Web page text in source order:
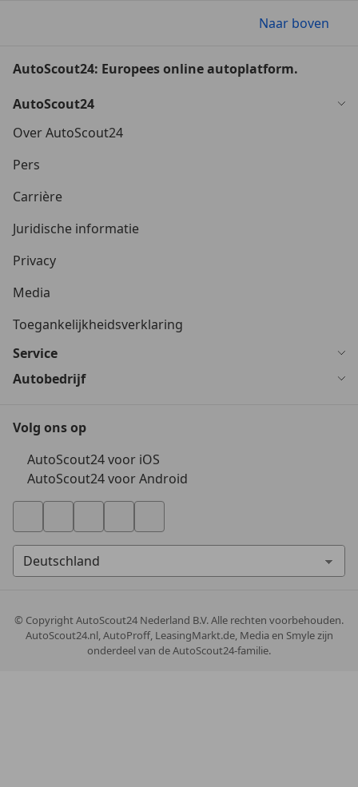
Naar boven
AutoScout24: Europees online autoplatform.
AutoScout24
Over AutoScout24
Pers
Carrière
Juridische informatie
Privacy
Media
Toegankelijkheidsverklaring
Service
Autobedrijf
Volg ons op
AutoScout24 voor iOS
AutoScout24 voor Android
© CopyrightAutoScout24 Nederland B.V. Alle rechten voorbehouden.
AutoScout24.nl, AutoProff, LeasingMarkt.de, Media en Smyle zijn
onderdeel van de AutoScout24-familie.